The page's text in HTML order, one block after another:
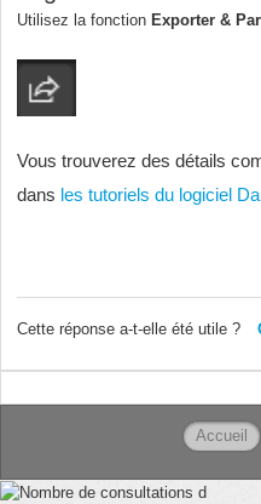
Utilisez la fonction Exporter &
Vous trouverez des détails
dans les tutoriels du logiciel
Cette réponse a-t-elle été utile ?
Accueil